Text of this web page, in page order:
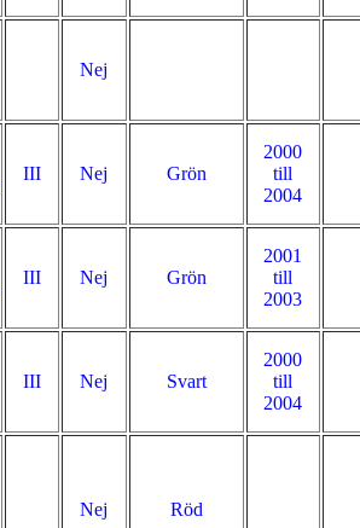
Nej
III Nej Grön
2000
till
2004
III Nej Grön
2001
till
2003
III Nej Svart
2000
till
2004
Nej Röd